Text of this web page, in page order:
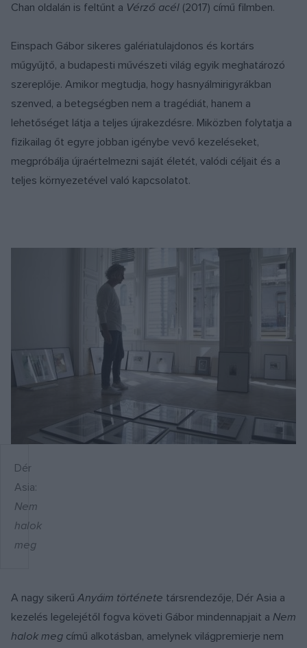
Chan oldalán is feltűnt a Vérző acél (2017) című filmben.
Einspach Gábor sikeres galériatulajdonos és kortárs
műgyűjtő, a budapesti művészeti világ egyik meghatározó
szereplője. Amikor megtudja, hogy hasnyálmirigyrákban
szenved, a betegségben nem a tragédiát, hanem a
lehetőséget látja a teljes újrakezdésre. Miközben folytatja a
fizikailag őt egyre jobban igénybe vevő kezeléseket,
megpróbálja újraértelmezni saját életét, valódi céljait és a
teljes környezetével való kapcsolatot.
Dér
Asia:
Nem
halok
meg
A nagy sikerűAnyáim története társrendezője, Dér Asia a
kezelés legelejétől fogva követi Gábor mindennapjait a Nem
halok meg című alkotásban, amelynek világpremierje nem